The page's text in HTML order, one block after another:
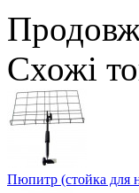
Схожі
Пюпитр (стойка для